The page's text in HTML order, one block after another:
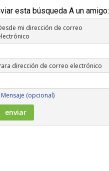
esta búsqueda A un amigo:
mi dirección de correo
dirección de correo electrónico
Mensaje (opcional)